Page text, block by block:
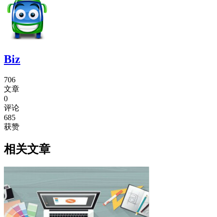
Biz
706
文章
0
评论
685
获赞
相关文章